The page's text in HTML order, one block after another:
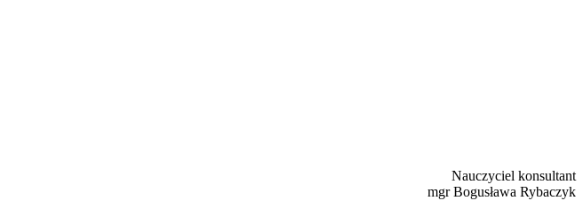
Nauczyciel konsultant
mgr Bogusława Rybaczyk